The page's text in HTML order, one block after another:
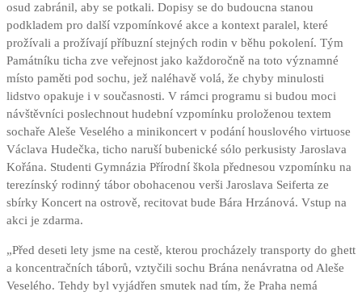
osud zabránil, aby se potkali. Dopisy se do budoucna stanou
podkladem pro další vzpomínkové akce a kontext paralel, které
prožívali a prožívají příbuzní stejných rodin v běhu pokolení. Tým
Památníku ticha zve veřejnost jako každoročně na toto významné
místo paměti pod sochu, jež naléhavě volá, že chyby minulosti
lidstvo opakuje i v současnosti. V rámci programu si budou moci
návštěvníci poslechnout hudební vzpomínku proloženou textem
sochaře Aleše Veselého a minikoncert v podání houslového virtuose
Václava Hudečka, ticho naruší bubenické sólo perkusisty Jaroslava
Kořána. Studenti Gymnázia Přírodní škola přednesou vzpomínku na
terezínský rodinný tábor obohacenou verši Jaroslava Seiferta ze
sbírky Koncert na ostrově, recitovat bude Bára Hrzánová. Vstup na
akci je zdarma.
„Před deseti lety jsme na cestě, kterou procházely transporty do ghett
a koncentračních táborů, vztyčili sochu Brána nenávratna od Aleše
Veselého. Tehdy byl vyjádřen smutek nad tím, že Praha nemá